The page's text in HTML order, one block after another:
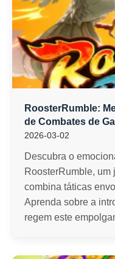
RoosterRumble:
de Combates de
2026-03-02
Descubra o
RoosterRumble, um
combina táticas
Aprenda sobre a
regem este